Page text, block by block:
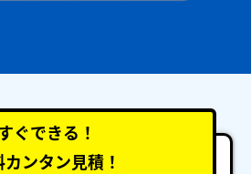
ぐできる！
ンタン見積！